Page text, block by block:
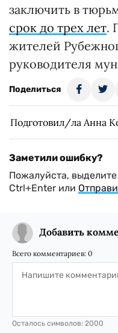
заключить в
срок до трех лет.
жителей
руководителя
Поделиться
Подготовил/ла Анна
Заметили ошибку?
Пожалуйста,
Ctrl+Enter или
Добавить
Всего комментариев: 0
Осталось символов: 2000